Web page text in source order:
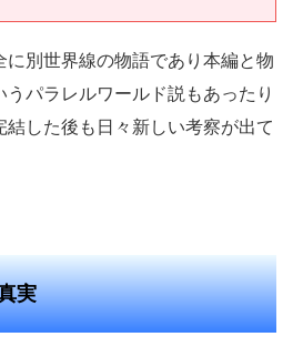
に別世界線の物語であり本編と物
パラレルワールド説もあったり
結した後も日々新しい考察が出て
実